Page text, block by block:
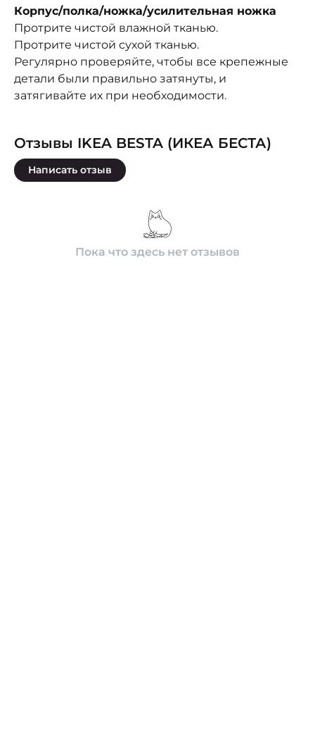
Корпус/полка/ножка/усилительная ножка
Протрите чистой влажной тканью.
Протрите чистой сухой тканью.
Регулярно проверяйте, чтобы все крепежные
детали были правильно затянуты, и
затягивайте их при необходимости.
Отзывы IKEA BESTA (ИКЕА БЕСТА)
Написать отзыв
Пока что здесь нет отзывов